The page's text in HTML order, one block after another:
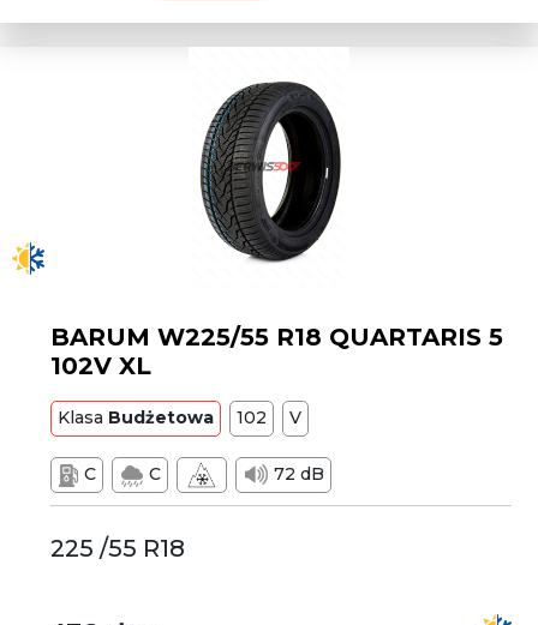
BARUM W225/55 R18 QUARTARIS 5
102V XL
Klasa Budżetowa 102 V
C C 72 dB
225 /55 R18